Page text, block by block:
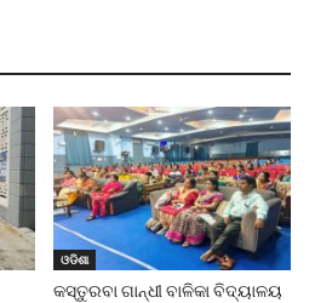
ଓଡିଶା
କସ୍ତୁରବା ଗାନ୍ଧୀ ବାଳିକା ବିଦ୍ୟାଳୟ